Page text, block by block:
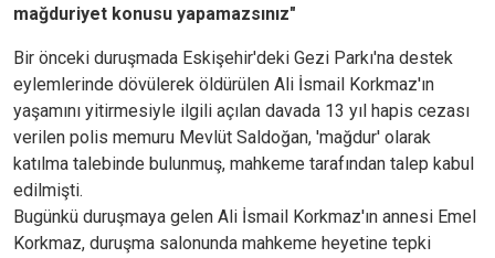
mağduriyet konusu yapamazsınız"
Bir önceki duruşmada Eskişehir'deki Gezi Parkı'na destek
eylemlerinde dövülerek öldürülen Ali İsmail Korkmaz'ın
yaşamını yitirmesiyle ilgili açılan davada 13 yıl hapis cezası
verilen polis memuru Mevlüt Saldoğan, 'mağdur' olarak
katılma talebinde bulunmuş, mahkeme tarafından talep kabul
edilmişti.
Bugünkü duruşmaya gelen Ali İsmail Korkmaz'ın annesi Emel
Korkmaz, duruşma salonunda mahkeme heyetine tepki